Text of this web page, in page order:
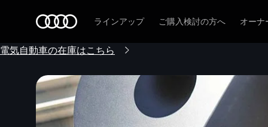
ラインアップ ご購入検討の方へ オーナ
電気自動車の在庫はこちら